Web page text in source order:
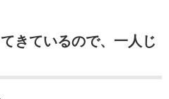
きているので、一人じ